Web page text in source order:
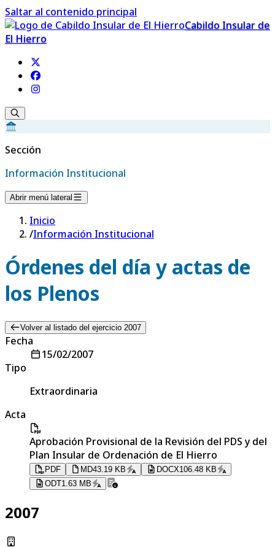
Saltar al contenido principal
Cabildo Insular de
El Hierro
Sección
Información Institucional
Abrir menú lateral
Inicio
/Información Institucional
Órdenes del día y actas de
los Plenos
Volver al listado del ejercicio 2007
Fecha
15/02/2007
Tipo
Extraordinaria
Acta
Aprobación Provisional de la Revisión del PDS y del
Plan Insular de Ordenación de El Hierro
PDF MD43.19 KB DOCX106.48 KB
ODT1.63 MB
2007